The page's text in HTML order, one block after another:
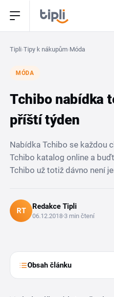
Tipli›Tipy k nákupům›Móda
MÓDA
Tchibo nabídka
příští týden
Nabídka Tchibo se každou
Tchibo katalog online a
Tchibo už totiž dávno není
RT Redakce Tipli
06.12.2018 3 min čtení
Obsah článku